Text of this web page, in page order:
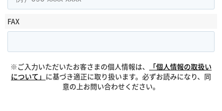
FAX
※ご入力いただいたお客さまの個人情報は、
「個人情報の取扱い
について」 に基づき適正に取り扱います。必ずお読みになり、同
意の上お問い合わせください。